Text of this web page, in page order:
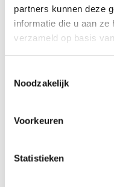
partners kunnen deze
informatie die u aan
verzameld op basis
Noodzakelijk
Voorkeuren
Statistieken
verfrissend
gewoon van een
nageniet van je